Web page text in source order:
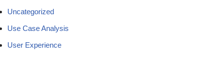
Uncategorized
Use Case Analysis
User Experience